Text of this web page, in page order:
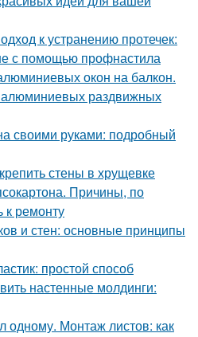
к устранению протечек:
с помощью профнастила
окон на балкон.
алюминиевых раздвижных
своими руками: подробный
стены в хрущевке
Причины, по
к ремонту
и стен: основные принципы
простой способ
настенные молдинги:
одному. Монтаж листов: как